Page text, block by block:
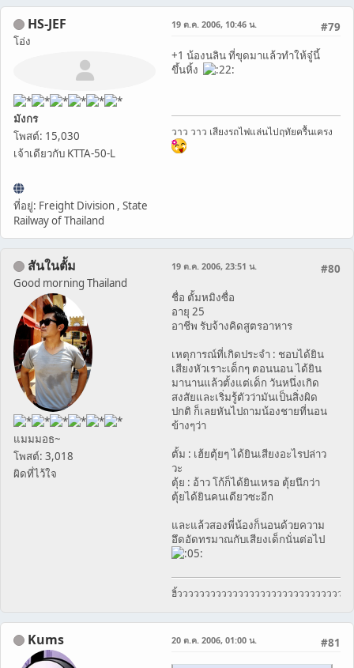
HS-JEF
โอ่ง
มังกร
โพสต์: 15,030
เจ้าเดียวกับ KTTA-50-L
ที่อยู่: Freight Division , State
Railway of Thailand
#79
19 ต.ค. 2006, 10:46 น.
+1 น้องนลิน ที่ขุดมาแล้วทำให้จู๋นี้
ขึ้นหิ้ง
วาว วาว เสียงรถไฟแล่นไปฤทัยครื้นเครง
สันในตั้ม
Good morning Thailand
แมมมอธ~
โพสต์: 3,018
ผิดที่ไว้ใจ
#80
19 ต.ค. 2006, 23:51 น.
ชื่อ ตั้มหมิงซื่อ
อายุ 25
อาชีพ รับจ้างคิดสูตรอาหาร
เหตุการณ์ที่เกิดประจำ : ชอบได้ยิน
เสียงหัวเราะเด็กๆ ตอนนอน ได้ยิน
มานานแล้วตั้งแต่เด็ก วันหนึ่งเกิด
สงสัยและเริ่มรู้ตัวว่ามันเป็นสิ่งผิด
ปกติ ก็เลยหันไปถามน้องชายที่นอน
ข้างๆว่า
ตั้ม : เฮ้ยตุ้ยๆ ได้ยินเสียงอะไรปล่าว
วะ
ตุ้ย : อ้าว โก้ก็ได้ยินเหรอ ตุ้ยนึกว่า
ตุ้ยได้ยินคนเดียวซะอีก
และแล้วสองพี่น้องก็นอนด้วยความ
อึดอัดทรมาณกับเสียงเด็กนั่นต่อไป
ฮิ้วววววววววววววววววววววววววววววว
Kums #81
20 ต.ค. 2006, 01:00 น.